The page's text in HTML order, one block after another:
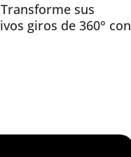
sus
giros de 360° con